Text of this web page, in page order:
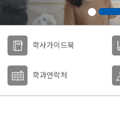
학사가이드북
학과연락처